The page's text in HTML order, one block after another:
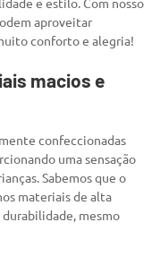
e estilo. Com nosso
aproveitar
conforto e alegria!
macios e
confeccionadas
uma sensação
Sabemos que o
materiais de alta
mesmo